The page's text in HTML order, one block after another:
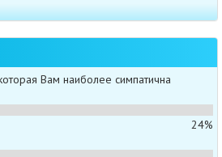
Вам наиболее симпатична
24%